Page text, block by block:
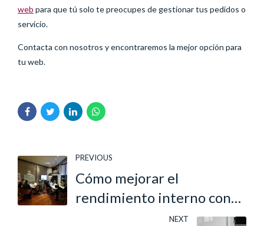
web para que tú solo te preocupes de gestionar tus pedidos o
servicio.
Contacta con nosotros y encontraremos la mejor opción para
tu web.
PREVIOUS
Cómo mejorar el
rendimiento interno con
herramientas digitales
NEXT